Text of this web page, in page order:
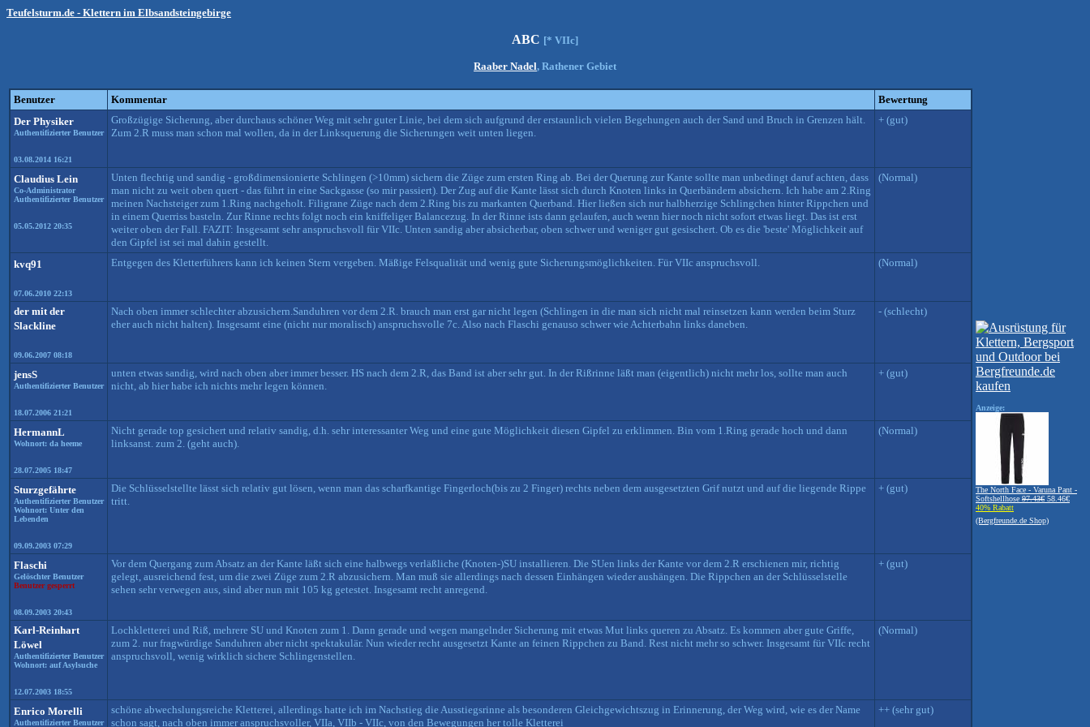
Teufelsturm.de - Klettern im Elbsandsteingebirge
ABC [* VIIc]
Raaber Nadel, Rathener Gebiet
Benutzer Kommentar
Bewertung
Der Physiker
Authentifizierter Benutzer
03.08.2014 16:21
Großzügige Sicherung, aber durchaus schöner Weg mit sehr guter Linie, bei dem sich aufgrund der erstaunlich vielen Begehungen auch der Sand und Bruch in Grenzen hält.
Zum 2.R muss man schon mal wollen, da in der Linksquerung die Sicherungen weit unten liegen.
+ (gut)
Claudius Lein
Co-Administrator
Authentifizierter Benutzer
05.05.2012 20:35
Unten flechtig und sandig - großdimensionierte Schlingen (>10mm) sichern die Züge zum ersten Ring ab. Bei der Querung zur Kante sollte man unbedingt daruf achten, dass
man nicht zu weit oben quert - das führt in eine Sackgasse (so mir passiert). Der Zug auf die Kante lässt sich durch Knoten links in Querbändern absichern. Ich habe am 2.Ring
meinen Nachsteiger zum 1.Ring nachgeholt. Filigrane Züge nach dem 2.Ring bis zu markanten Querband. Hier ließen sich nur halbherzige Schlingchen hinter Rippchen und
in einem Querriss basteln. Zur Rinne rechts folgt noch ein kniffeliger Balancezug. In der Rinne ists dann gelaufen, auch wenn hier noch nicht sofort etwas liegt. Das ist erst
weiter oben der Fall. FAZIT: Insgesamt sehr anspruchsvoll für VIIc. Unten sandig aber absicherbar, oben schwer und weniger gut gesischert. Ob es die 'beste' Möglichkeit auf
den Gipfel ist sei mal dahin gestellt.
(Normal)
kvq91
07.06.2010 22:13
Entgegen des Kletterführers kann ich keinen Stern vergeben. Mäßige Felsqualität und wenig gute Sicherungsmöglichkeiten. Für VIIc anspruchsvoll. (Normal)
der mit der
Slackline
09.06.2007 08:18
Nach oben immer schlechter abzusichern.Sanduhren vor dem 2.R. brauch man erst gar nicht legen (Schlingen in die man sich nicht mal reinsetzen kann werden beim Sturz
eher auch nicht halten). Insgesamt eine (nicht nur moralisch) anspruchsvolle 7c. Also nach Flaschi genauso schwer wie Achterbahn links daneben.
- (schlecht)
jensS
Authentifizierter Benutzer
18.07.2006 21:21
unten etwas sandig, wird nach oben aber immer besser. HS nach dem 2.R, das Band ist aber sehr gut. In der Rißrinne läßt man (eigentlich) nicht mehr los, sollte man auch
nicht, ab hier habe ich nichts mehr legen können.
+ (gut)
HermannL
Wohnort: da heeme
28.07.2005 18:47
Nicht gerade top gesichert und relativ sandig, d.h. sehr interessanter Weg und eine gute Möglichkeit diesen Gipfel zu erklimmen. Bin vom 1.Ring gerade hoch und dann
linksanst. zum 2. (geht auch).
(Normal)
Sturzgefährte
Authentifizierter Benutzer
Wohnort: Unter den
Lebenden
09.09.2003 07:29
Die Schlüsselstellte lässt sich relativ gut lösen, wenn man das scharfkantige Fingerloch(bis zu 2 Finger) rechts neben dem ausgesetzten Grif nutzt und auf die liegende Rippe
tritt.
+ (gut)
Flaschi
Gelöschter Benutzer
Benutzer gesperrt
08.09.2003 20:43
Vor dem Quergang zum Absatz an der Kante läßt sich eine halbwegs verläßliche (Knoten-)SU installieren. Die SUen links der Kante vor dem 2.R erschienen mir, richtig
gelegt, ausreichend fest, um die zwei Züge zum 2.R abzusichern. Man muß sie allerdings nach dessen Einhängen wieder aushängen. Die Rippchen an der Schlüsselstelle
sehen sehr verwegen aus, sind aber nun mit 105 kg getestet. Insgesamt recht anregend.
+ (gut)
Karl-Reinhart
Löwel
Authentifizierter Benutzer
Wohnort: auf Asylsuche
12.07.2003 18:55
Lochkletterei und Riß, mehrere SU und Knoten zum 1. Dann gerade und wegen mangelnder Sicherung mit etwas Mut links queren zu Absatz. Es kommen aber gute Griffe,
zum 2. nur fragwürdige Sanduhren aber nicht spektakulär. Nun wieder recht ausgesetzt Kante an feinen Rippchen zu Band. Rest nicht mehr so schwer. Insgesamt für VIIc recht
anspruchsvoll, wenig wirklich sichere Schlingenstellen.
(Normal)
Enrico Morelli
Authentifizierter Benutzer
schöne abwechslungsreiche Kletterei, allerdings hatte ich im Nachstieg die Ausstiegsrinne als besonderen Gleichgewichtszug in Erinnerung, der Weg wird, wie es der Name
schon sagt, nach oben immer anspruchsvoller, VIIa, VIIb - VIIc, von den Bewegungen her tolle Kletterei
++ (sehr gut)
Anzeige:
The North Face - Varuna Pant -
Softshellhose 97.43€ 58.46€
40% Rabatt
(Bergfreunde.de Shop)